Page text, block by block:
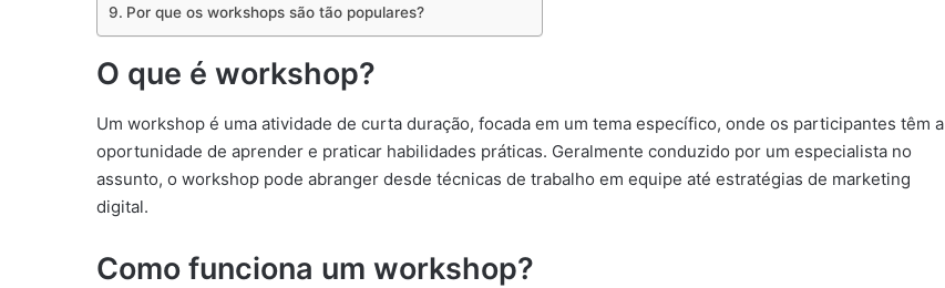
Por que os workshops são tão populares?
O que é workshop?
Um workshop é uma atividade de curta duração, focada em um tema específico, onde os participantes têm a
oportunidade de aprender e praticar habilidades práticas. Geralmente conduzido por um especialista no
assunto, o workshop pode abranger desde técnicas de trabalho em equipe até estratégias de marketing
digital.
Como funciona um workshop?